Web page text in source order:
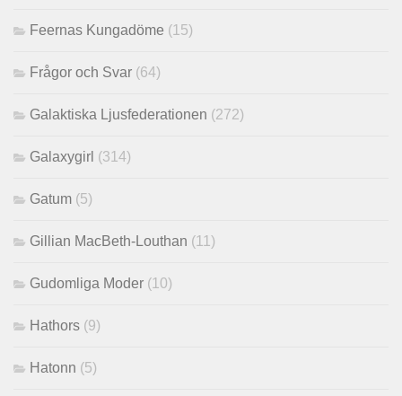
Feernas Kungadöme (15)
Frågor och Svar (64)
Galaktiska Ljusfederationen (272)
Galaxygirl (314)
Gatum (5)
Gillian MacBeth-Louthan (11)
Gudomliga Moder (10)
Hathors (9)
Hatonn (5)